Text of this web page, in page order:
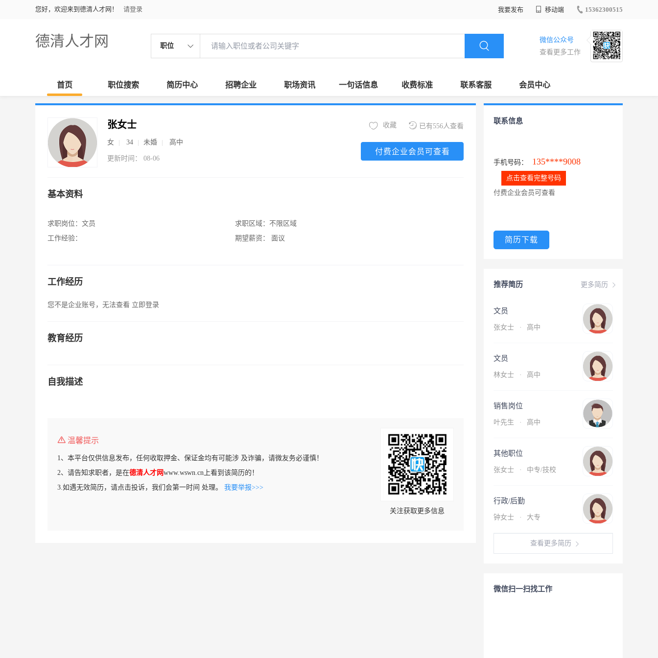
您好，欢迎来到德清人才网！ 请登录 我要发布 移动端 15362300515
德清人才网 职位
微信公众号
查看更多工作
首页 职位搜索 简历中心 招聘企业 职场资讯 一句话信息 收费标准 联系客服 会员中心
张女士
女 34 未婚 高中
更新时间： 08-06
已有556人查看
收藏
付费企业会员可查看
基本资料
求职岗位： 文员
工作经验：
求职区域： 不限区域
期望薪资：
面议
工作经历
您不是企业账号，无法查看 立即登录
教育经历
自我描述
温馨提示
1、本平台仅供信息发布，任何收取押金、保证金均有可能涉 及诈骗，请微友务必谨慎！
2、请告知求职者，是在德清人才网www.wswn.cn上看到该简历的！
3.如遇无效简历，请点击投诉，我们会第一时间 处理。 我要举报>>>
关注获取更多信息
联系信息
手机号码： 135****9008
点击查看完整号码
付费企业会员可查看
简历下载
更多简历
推荐简历
文员
张女士 · 高中
文员
林女士 · 高中
销售岗位
叶先生 · 高中
其他职位
张女士 · 中专/技校
行政/后勤
钟女士 · 大专
查看更多简历
微信扫一扫找工作